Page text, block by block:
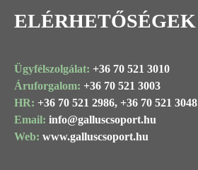
ELÉRHETŐSÉGEK
Ügyfélszolgálat: +36 70 521 3010
Áruforgalom: +36 70 521 3003
HR: +36 70 521 2986, +36 70 521 3048
Email: info@galluscsoport.hu
Web: www.galluscsoport.hu